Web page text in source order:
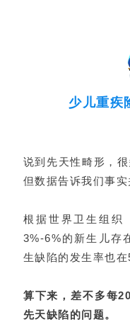
少儿重疾
说到先天性畸形，
但数据告诉我们事实
根据世界卫生组织
3%-6%的新生儿存
生缺陷的发生率也在
算下来，差不多每
先天缺陷的问题。